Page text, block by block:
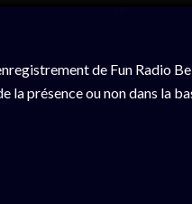
de Fun Radio
la présence ou non dans la